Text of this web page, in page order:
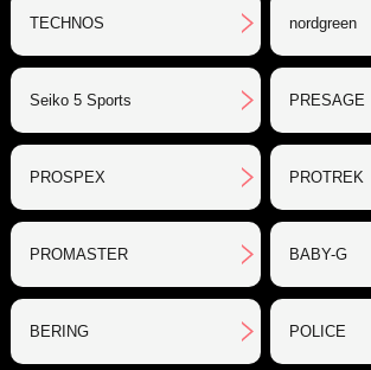
TECHNOS nordgreen
Seiko 5 Sports PRESAGE
PROSPEX PROTREK
PROMASTER BABY-G
BERING POLICE